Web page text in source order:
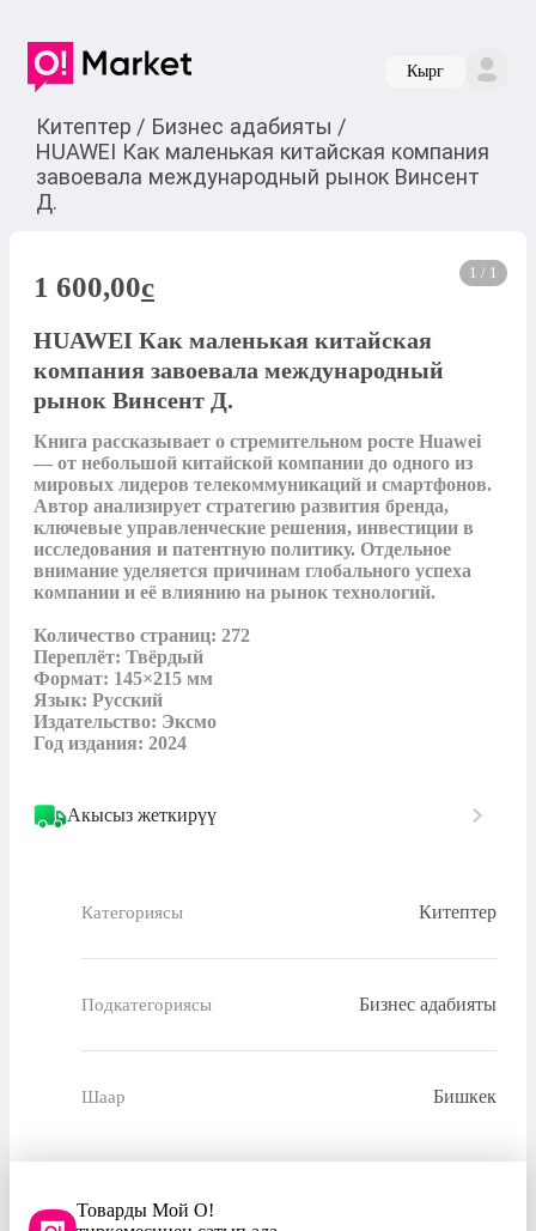
Кырг
Китептер / Бизнес адабияты /
HUAWEI Как маленькая китайская компания
завоевала международный рынок Винсент
Д.
1 / 1
1 600,00c
HUAWEI Как маленькая китайская
компания завоевала международный
рынок Винсент Д.
Книга рассказывает о стремительном росте Huawei
— от небольшой китайской компании до одного из
мировых лидеров телекоммуникаций и смартфонов.
Автор анализирует стратегию развития бренда,
ключевые управленческие решения, инвестиции в
исследования и патентную политику. Отдельное
внимание уделяется причинам глобального успеха
компании и её влиянию на рынок технологий.
Количество страниц: 272
Переплёт: Твёрдый
Формат: 145×215 мм
Язык: Русский
Издательство: Эксмо
Год издания: 2024
Акысыз жеткирүү
Категориясы Китептер
Подкатегориясы Бизнес адабияты
Шаар Бишкек
Товарды Мой О!